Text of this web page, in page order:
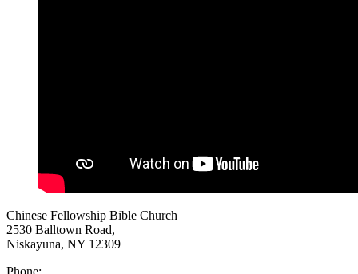
Chinese Fellowship Bible Church
2530 Balltown Road,
Niskayuna, NY 12309